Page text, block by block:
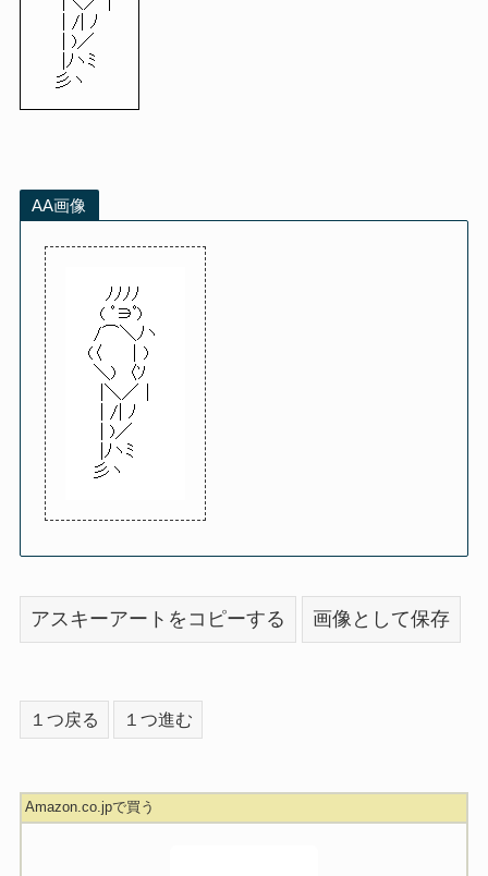
| /| ﾉ
| )／
|ﾉヽﾐ
彡ヽ
AA画像
アスキーアートをコピーする 画像として保存
１つ戻る １つ進む
Amazon.co.jpで買う